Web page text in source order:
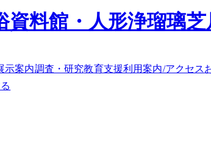
資料館・人形浄瑠璃
示案内調査・研究教育支援利用案内/アクセス